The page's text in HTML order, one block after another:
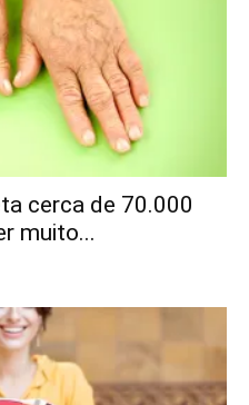
cerca de 70.000
muito...